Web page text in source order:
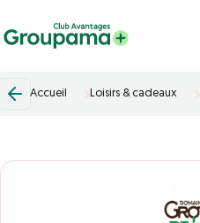
Accueil Loisirs & cadeaux